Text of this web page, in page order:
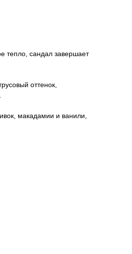
тепло, сандал завершает
оттенок,
макадамии и ванили,